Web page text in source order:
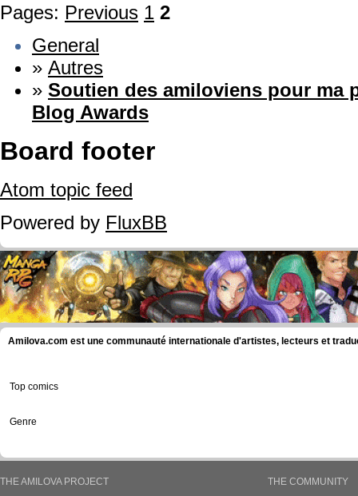
Pages: Previous 1 2
General
» Autres
» Soutien des amiloviens pour ma
Blog Awards
Board footer
Atom topic feed
Powered by FluxBB
Amilova.com est une communauté internationale d'artistes, lecteurs et
Top comics
Genre
THE AMILOVA PROJECT
THE COMMUNITY